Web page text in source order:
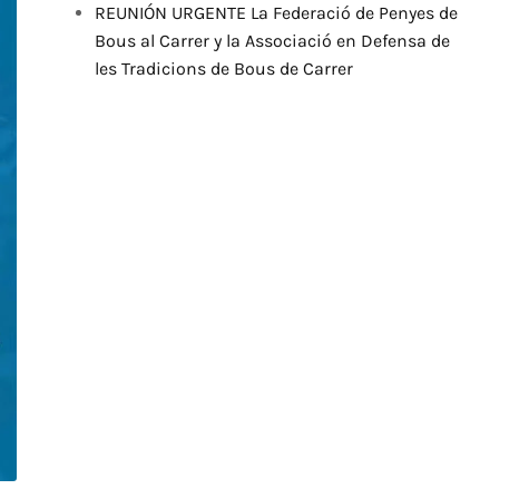
REUNIÓN URGENTE La Federació de Penyes de
Bous al Carrer y la Associació en Defensa de
les Tradicions de Bous de Carrer